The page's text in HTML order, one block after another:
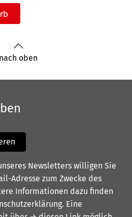
nach oben
Newsletters willigen Sie
Adresse zum Zwecke des
Informationen dazu finden
. Eine